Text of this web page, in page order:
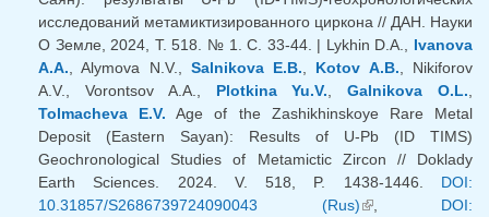
исследований метамиктизированного циркона // ДАН. Науки
О Земле, 2024, Т. 518. № 1. С. 33-44. | Lykhin D.A., Ivanova
A.A. , Alymova N.V., Salnikova E.B. Kotov A.B. , Nikiforov
A.V., Vorontsov A.A., Plotkina Yu.V. ,Galnikova O.L.
Tolmacheva E.V. Age of the Zashikhinskoye Rare Metal
Deposit (Eastern Sayan): Results of U-Pb (ID TIMS)
Geochronological Studies of Metamictic Zircon // Doklady
Earth Sciences. 2024. V. 518, P. 1438-1446. DOI:
10.31857/S2686739724090043 (Rus)(внешняя
, DOI: